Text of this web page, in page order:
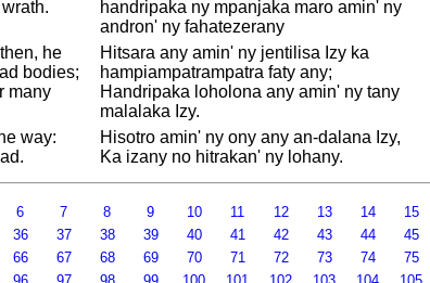
handripaka ny mpanjaka maro amin' ny
andron' ny fahatezerany
he
bodies;
many
Hitsara any amin' ny jentilisa Izy ka
hampiampatrampatra faty any;
Handripaka loholona any amin' ny tany
malalaka Izy.
way:
Hisotro amin' ny ony any an-dalana Izy,
Ka izany no hitrakan' ny lohany.
6 7 8 9 10 11 12 13 14 15
36 37 38 39 40 41 42 43 44 45
66 67 68 69 70 71 72 73 74 75